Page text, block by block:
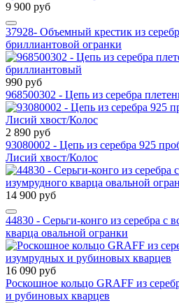
9 900 руб
37928- Объемный крестик из
бриллиантовой огранки
990 руб
968500302 - Цепь из серебра
2 890 руб
93080002 - Цепь из серебра 925
Лисий хвост/Колос
14 900 руб
44830 - Серьги-конго из серебра с
кварца овальной огранки
16 090 руб
Роскошное кольцо GRAFF из
и рубиновых кварцев